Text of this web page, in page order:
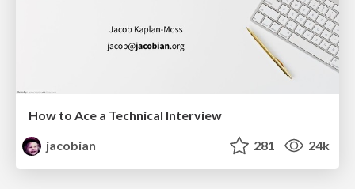
How to Ace a Technical Interview
jacobian
281 24k